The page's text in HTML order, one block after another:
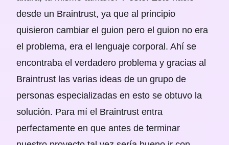
desde un Braintrust, ya que al principio
quisieron cambiar el guion pero el guion no era
el problema, era el lenguaje corporal. Ahí se
encontraba el verdadero problema y gracias al
Braintrust las varias ideas de un grupo de
personas especializadas en esto se obtuvo la
solución. Para mí el Braintrust entra
perfectamente en que antes de terminar